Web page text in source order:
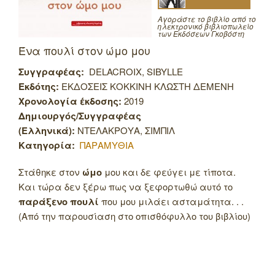
Αγοράστε το βιβλίο από το
ηλεκτρονικό βιβλιοπωλείο
των Εκδόσεων Γκοβόστη
Ένα πουλί στον ώμο μου
Συγγραφέας: DELACROIX, SIBYLLE
Εκδότης: ΕΚΔΟΣΕΙΣ ΚΟΚΚΙΝΗ ΚΛΩΣΤΗ ΔΕΜΕΝΗ
Χρονολογία έκδοσης: 2019
Δημιουργός/Συγγραφέας
(Ελληνικά): ΝΤΕΛΑΚΡΟΥΑ, ΣΙΜΠΙΛ
Κατηγορία: ΠΑΡΑΜΥΘΙΑ
Στάθηκε στον ώμο μου και δε φεύγει με τίποτα.
Και τώρα δεν ξέρω πως να ξεφορτωθώ αυτό το
παράξενο πουλί που μου μιλάει ασταμάτητα. . .
(Από την παρουσίαση στο οπισθόφυλλο του βιβλίου)